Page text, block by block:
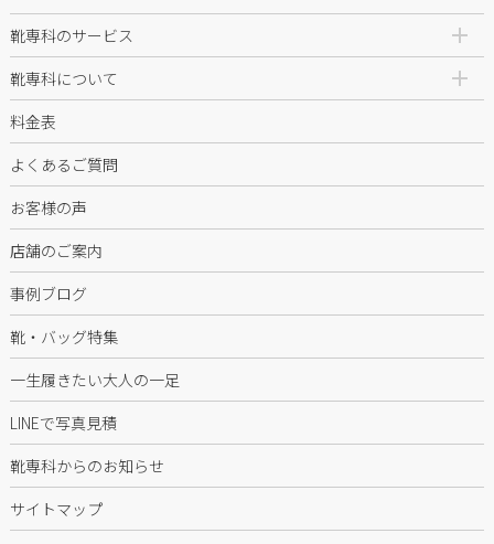
靴専科のサービス
靴専科について
料金表
よくあるご質問
お客様の声
店舗のご案内
事例ブログ
靴・バッグ特集
一生履きたい大人の一足
LINEで写真見積
靴専科からのお知らせ
サイトマップ